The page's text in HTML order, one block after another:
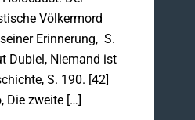
Völkermord
Erinnerung, S.
Dubiel, Niemand ist
S. 190. [42]
Die zweite […]